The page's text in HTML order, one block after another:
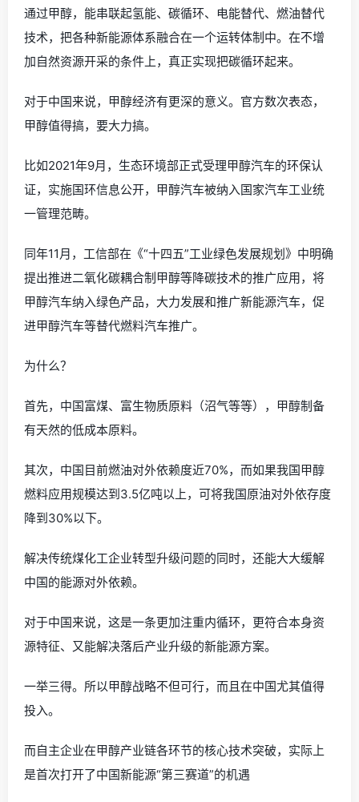
通过甲醇，能串联起氢能、碳循环、电能替代、燃油替代
技术，把各种新能源体系融合在一个运转体制中。在不增
加自然资源开采的条件上，真正实现把碳循环起来。
对于中国来说，甲醇经济有更深的意义。官方数次表态，
甲醇值得搞，要大力搞。
比如2021年9月，生态环境部正式受理甲醇汽车的环保认
证，实施国环信息公开，甲醇汽车被纳入国家汽车工业统
一管理范畴。
同年11月，工信部在《“十四五”工业绿色发展规划》中明确
提出推进二氧化碳耦合制甲醇等降碳技术的推广应用，将
甲醇汽车纳入绿色产品，大力发展和推广新能源汽车，促
进甲醇汽车等替代燃料汽车推广。
为什么？
首先，中国富煤、富生物质原料（沼气等等），甲醇制备
有天然的低成本原料。
其次，中国目前燃油对外依赖度近70%，而如果我国甲醇
燃料应用规模达到3.5亿吨以上，可将我国原油对外依存度
降到30%以下。
解决传统煤化工企业转型升级问题的同时，还能大大缓解
中国的能源对外依赖。
对于中国来说，这是一条更加注重内循环，更符合本身资
源特征、又能解决落后产业升级的新能源方案。
一举三得。所以甲醇战略不但可行，而且在中国尤其值得
投入。
而自主企业在甲醇产业链各环节的核心技术突破，实际上
是首次打开了中国新能源“第三赛道”的机遇